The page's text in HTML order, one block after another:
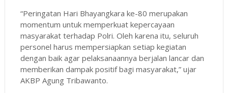
“Peringatan Hari Bhayangkara ke-80 merupakan
momentum untuk memperkuat kepercayaan
masyarakat terhadap Polri. Oleh karena itu, seluruh
personel harus mempersiapkan setiap kegiatan
dengan baik agar pelaksanaannya berjalan lancar dan
memberikan dampak positif bagi masyarakat,” ujar
AKBP Agung Tribawanto.